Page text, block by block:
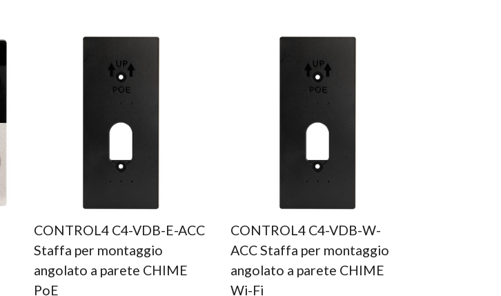
CONTROL4 C4-VDB-E-ACC
Staffa per montaggio
angolato a parete CHIME
PoE
CONTROL4 C4-VDB-W-
ACC Staffa per montaggio
angolato a parete CHIME
Wi-Fi